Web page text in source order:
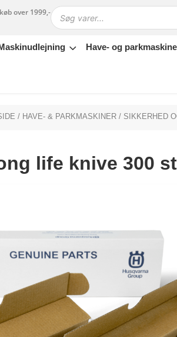
over 1999,-
Have- og
/ HAVE- & PARKMASKINER / SIKKERHED
life knive 300